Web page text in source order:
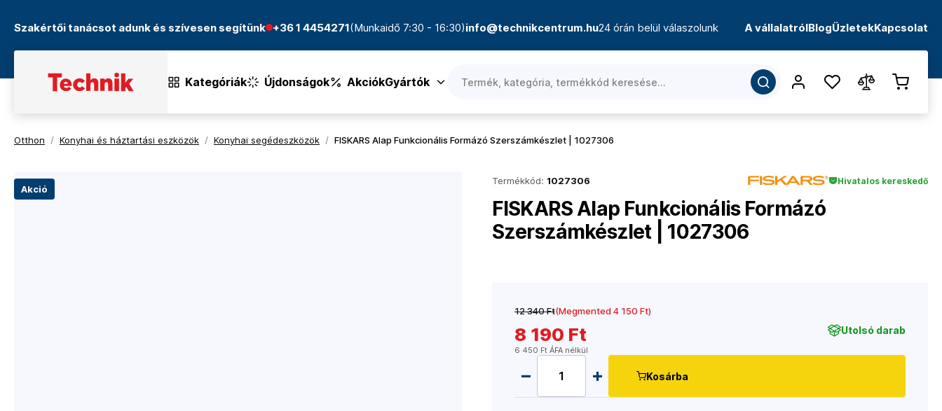
Szakértői tanácsot adunk és szívesen segítünk +36 1 4454271(Munkaidő 7:30 - 16:30)info@technikcentrum.hu24 órán belül válaszolunk A vállalatrólBlogÜzletekKapcsolat
Kategóriák Újdonságok AkciókGyártók
Otthon / Konyhai és háztartási eszközök / Konyhai segédeszközök / FISKARS Alap Funkcionális Formázó Szerszámkészlet | 1027306
Akció
Termékkód: 1027306 Hivatalos kereskedő
FISKARS Alap Funkcionális Formázó
Szerszámkészlet | 1027306
12 340 Ft(Megmented 4 150 Ft)
8 190 Ft
6 450 Ft ÁFA nélkül
Utolsó darab
Kosárba